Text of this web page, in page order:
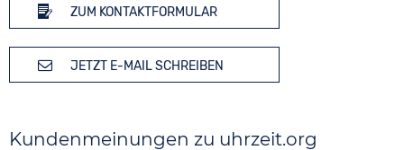
ZUM KONTAKTFORMULAR
JETZT E-MAIL SCHREIBEN
Kundenmeinungen zu uhrzeit.org